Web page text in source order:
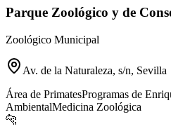
Parque Zoológico y de
Zoológico Municipal
Av. de la Naturaleza, s/n, Sevilla
Área de PrimatesProgramas de
AmbientalMedicina Zoológica
🐆